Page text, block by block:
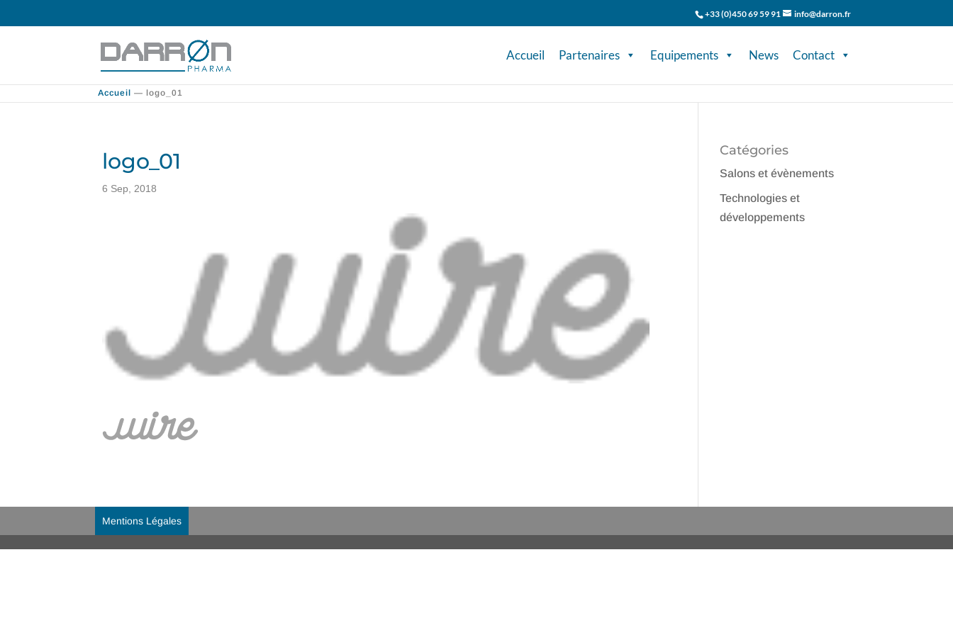
+33 (0)450 69 59 91 info@darron.fr
Accueil Partenaires Equipements News Contact
Accueil — logo_01
logo_01
6 Sep, 2018
Catégories
Salons et évènements
Technologies et
développements
Mentions Légales